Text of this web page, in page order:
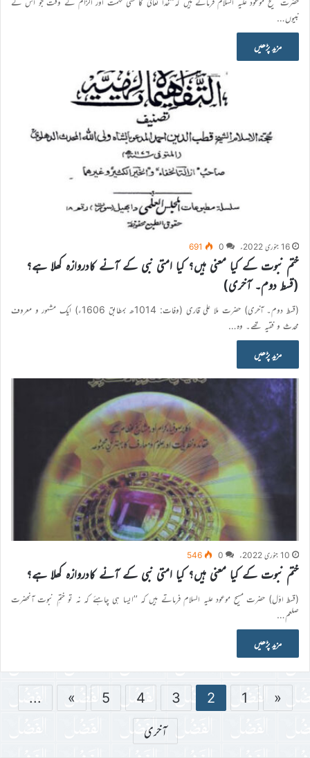
نبیوں…
مزید پڑھیں
16 جنوری 2022ء 0
691
ختم نبوت کے کیا معنی ہیں؟ کیا امتی نبی کے آنے کادروازہ کھلا ہے؟
(قسط دوم۔ آخری)
(قسط دوم۔ آخری) حضرت ملا علی قاری (وفات: 1014ھ بمطابق 1606ء) ایک مشہور و معروف
محدث و فقیہ تھے۔ وہ…
مزید پڑھیں
10 جنوری 2022ء 0
546
ختم نبوت کے کیا معنی ہیں؟ کیا امتی نبی کے آنے کادروازہ کھلا ہے؟
(قسط اوّل) حضرت مسیح موعود علیہ السلام فرماتے ہیں کہ ’’ایسا ہی چاہئے کہ نہ تو ختمِ نبوت آنحضرت
صلعم…
مزید پڑھیں
«
1
2
3
4
5
»
...
آخری